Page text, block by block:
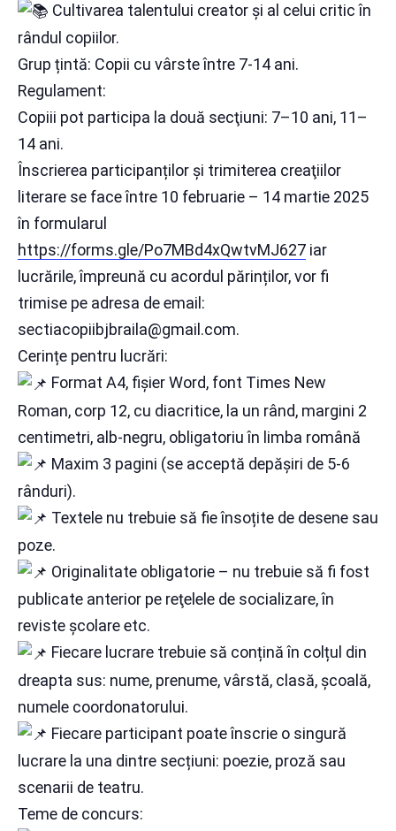
Cultivarea talentului creator și al celui critic în
rândul copiilor.
Grup țintă: Copii cu vârste între 7-14 ani.
Regulament:
Copiii pot participa la două secţiuni: 7–10 ani, 11–
14 ani.
Înscrierea participanților și trimiterea creaţiilor
literare se face între 10 februarie – 14 martie 2025
în formularul
https://forms.gle/Po7MBd4xQwtvMJ627 iar
lucrările, împreună cu acordul părinților, vor fi
trimise pe adresa de email:
sectiacopiibjbraila@gmail.com.
Cerințe pentru lucrări:
Format A4, fișier Word, font Times New
Roman, corp 12, cu diacritice, la un rând, margini 2
centimetri, alb-negru, obligatoriu în limba română
Maxim 3 pagini (se acceptă depășiri de 5-6
rânduri).
Textele nu trebuie să fie însoțite de desene sau
poze.
Originalitate obligatorie – nu trebuie să fi fost
publicate anterior pe reţelele de socializare, în
reviste școlare etc.
Fiecare lucrare trebuie să conțină în colțul din
dreapta sus: nume, prenume, vârstă, clasă, școală,
numele coordonatorului.
Fiecare participant poate înscrie o singură
lucrare la una dintre secțiuni: poezie, proză sau
scenarii de teatru.
Teme de concurs: